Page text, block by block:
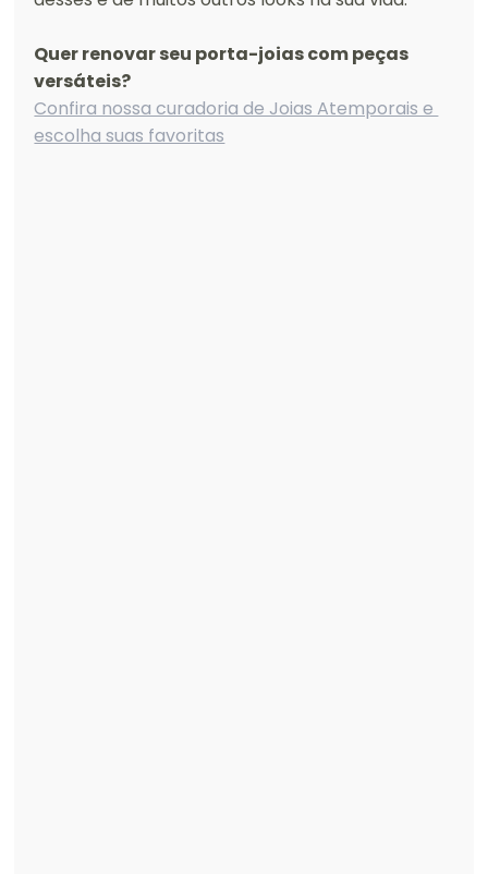
Quer renovar seu porta-joias com peças
versáteis?
Confira nossa curadoria de Joias Atemporais e
escolha suas favoritas